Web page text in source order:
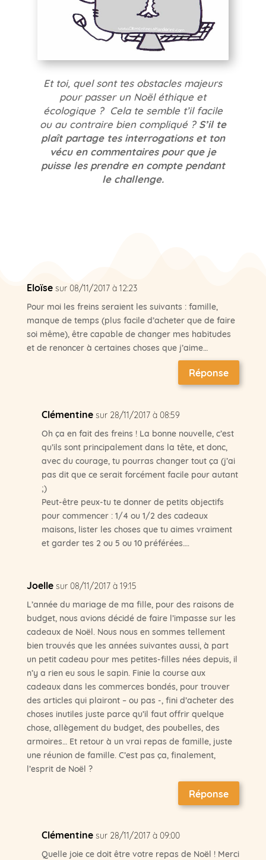
Et toi, quel sont tes obstacles majeurs
pour passer un Noël éthique et
écologique ? Cela te semble t’il facile
ou au contraire bien compliqué ? S’il te
plaît partage tes interrogations et ton
vécu en commentaires pour que je
puisse les prendre en compte pendant
le challenge.
Eloïse sur 08/11/2017 à 12:23
Pour moi les freins seraient les suivants : famille,
manque de temps (plus facile d’acheter que de faire
soi même), être capable de changer mes habitudes
et de renoncer à certaines choses que j’aime…
Réponse
Clémentine sur 28/11/2017 à 08:59
Oh ça en fait des freins ! La bonne nouvelle, c’est
qu’ils sont principalement dans la tête, et donc,
avec du courage, tu pourras changer tout ça (j’ai
pas dit que ce serait forcément facile pour autant
;)
Peut-être peux-tu te donner de petits objectifs
pour commencer : 1/4 ou 1/2 des cadeaux
maisons, lister les choses que tu aimes vraiment
et garder tes 2 ou 5 ou 10 préférées….
Joelle sur 08/11/2017 à 19:15
L’année du mariage de ma fille, pour des raisons de
budget, nous avions décidé de faire l’impasse sur les
cadeaux de Noël. Nous nous en sommes tellement
bien trouvés que les années suivantes aussi, à part
un petit cadeau pour mes petites-filles nées depuis, il
n’y a rien eu sous le sapin. Finie la course aux
cadeaux dans les commerces bondés, pour trouver
des articles qui plairont – ou pas -, fini d’acheter des
choses inutiles juste parce qu’il faut offrir quelque
chose, allègement du budget, des poubelles, des
armoires… Et retour à un vrai repas de famille, juste
une réunion de famille. C’est pas ça, finalement,
l’esprit de Noël ?
Réponse
Clémentine sur 28/11/2017 à 09:00
Quelle joie ce doit être votre repas de Noël ! Merci